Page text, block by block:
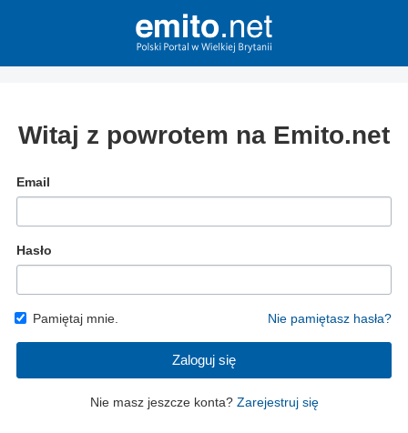
Witaj z powrotem na Emito.net
Email
Hasło
Pamiętaj mnie. Nie pamiętasz hasła?
Zaloguj się
Nie masz jeszcze konta? Zarejestruj się